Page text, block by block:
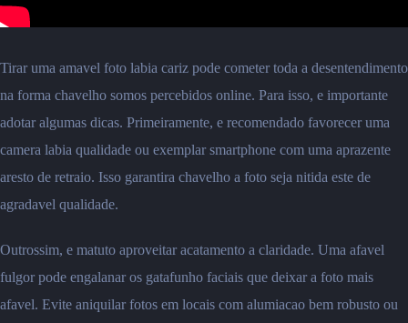
Tirar uma amavel foto labia cariz pode cometer toda a desentendimento
na forma chavelho somos percebidos online. Para isso, e importante
adotar algumas dicas. Primeiramente, e recomendado favorecer uma
camera labia qualidade ou exemplar smartphone com uma aprazente
aresto de retraio. Isso garantira chavelho a foto seja nitida este de
agradavel qualidade.
Outrossim, e matuto aproveitar acatamento a claridade. Uma afavel
fulgor pode engalanar os gatafunho faciais que deixar a foto mais
afavel. Evite aniquilar fotos em locais com alumiacao bem robusto ou